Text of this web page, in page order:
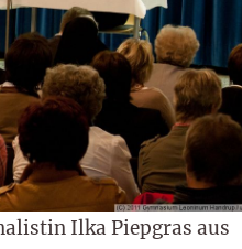
Ilka Piepgras aus